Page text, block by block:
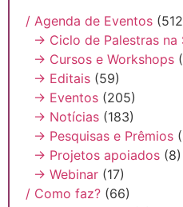
/ Agenda de Eventos
→ Ciclo de Palestras na
→ Cursos e Workshops
→ Editais (59)
→ Eventos (205)
→ Notícias (183)
→ Pesquisas e Prêmios
→ Projetos apoiados (8)
→ Webinar (17)
/ Como faz? (66)